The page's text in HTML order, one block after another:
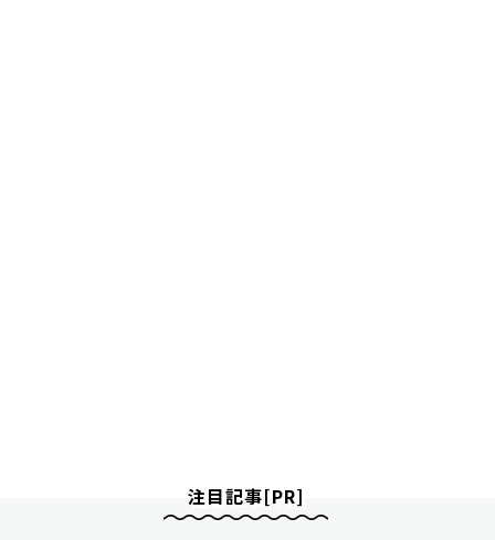
注目記事[PR]